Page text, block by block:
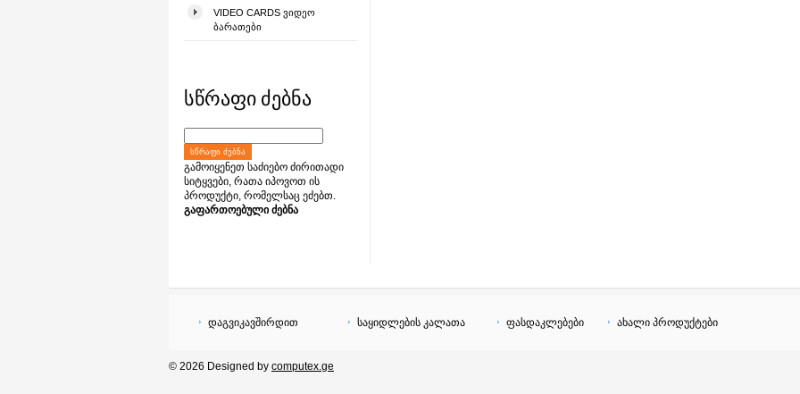
VIDEO CARDS ᲕᲘᲓᲔᲝ
ᲑᲐᲠᲐᲗᲔᲑᲘ
სწრაფი ძებნა
ᲡᲬᲠᲐᲤᲘ ᲫᲔᲑᲜᲐ
გამოიყენეთ საძიებო ძირითადი
სიტყვები, რათა იპოვოთ ის
პროდუქტი, რომელსაც ეძებთ.
გაფართოებული ძებნა
დაგვიკავშირდით საყიდლების კალათა ფასდაკლებები ახალი პროდუქტები
© 2026 Designed by computex.ge